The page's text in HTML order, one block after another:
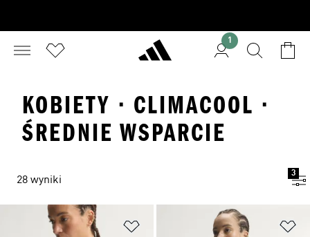
1
KOBIETY · CLIMACOOL ·
ŚREDNIE WSPARCIE
28 wyniki
3
Dodaj do listy życzeń